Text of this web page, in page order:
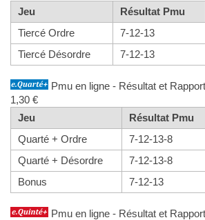
Jeu
Résultat Pmu
Tiercé Ordre
7-12-13
Tiercé Désordre
7-12-13
Pmu en ligne - Résultat et
1,30 €
Jeu
Résultat Pmu
Quarté + Ordre
7-12-13-8
Quarté + Désordre
7-12-13-8
Bonus
7-12-13
Pmu en ligne - Résultat et